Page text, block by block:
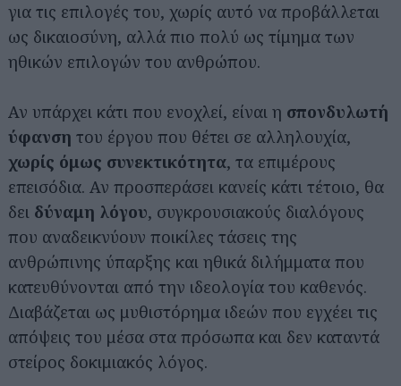
για τις επιλογές του, χωρίς αυτό να προβάλλεται
ως δικαιοσύνη, αλλά πιο πολύ ως τίμημα των
ηθικών επιλογών του ανθρώπου.
Αν υπάρχει κάτι που ενοχλεί, είναι η σπονδυλωτή
ύφανση του έργου που θέτει σε αλληλουχία,
χωρίς όμως συνεκτικότητα, τα επιμέρους
επεισόδια. Αν προσπεράσει κανείς κάτι τέτοιο, θα
δει δύναμη λόγου, συγκρουσιακούς διαλόγους
που αναδεικνύουν ποικίλες τάσεις της
ανθρώπινης ύπαρξης και ηθικά διλήμματα που
κατευθύνονται από την ιδεολογία του καθενός.
Διαβάζεται ως μυθιστόρημα ιδεών που εγχέει τις
απόψεις του μέσα στα πρόσωπα και δεν καταντά
στείρος δοκιμιακός λόγος.